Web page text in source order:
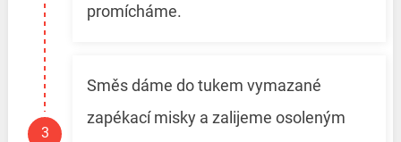
promícháme.
Směs dáme do tukem vymazané
zapékací misky a zalijeme osoleným